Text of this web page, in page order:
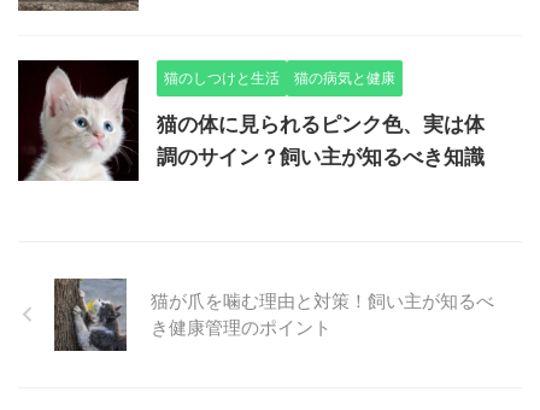
猫のしつけと生活 猫の病気と健康
猫の体に見られるピンク色、実は体
調のサイン？飼い主が知るべき知識
猫が爪を噛む理由と対策！飼い主が知るべ
き健康管理のポイント